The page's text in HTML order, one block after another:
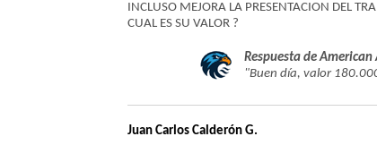
INCLUSO MEJORA LA PRESENTACION DEL
CUAL ES SU VALOR ?
Respuesta de American
"Buen día, valor
Juan Carlos Calderón G.